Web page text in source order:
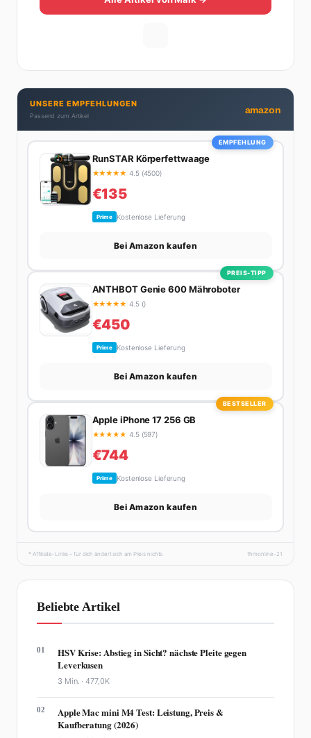
Gastronomie – mit allem, was dazugehört. Die andere
dran. Wenn Maik nicht gerade den heißesten Tratsch
aus der Promi-Welt aufspürt oder die besten
Lifestyle-Empfehlungen zusammenstellt, findet man
ihn beim Wandern in den Schweizer Alpen, am Grill
mit Freunden oder auf der Suche nach dem
perfekten Espresso. Sein Motto: Lieber einmal richtig
UNSERE EMPFEHLUNGEN
Passend zum Artikel
amazon
EMPFEHLUNG
RunSTAR Körperfettwaage
★★★★★ 4.5 (4500)
€135
Prime Kostenlose Lieferung
Bei Amazon kaufen
PREIS-TIPP
ANTHBOT Genie 600 Mähroboter
★★★★★ 4.5 ()
€450
Prime Kostenlose Lieferung
Bei Amazon kaufen
BESTSELLER
Apple iPhone 17 256 GB
★★★★★ 4.5 (597)
€744
Prime Kostenlose Lieferung
Bei Amazon kaufen
* Affiliate-Links – für dich ändert sich am Preis nichts. fhmonline-21
Beliebte Artikel
01
HSV Krise: Abstieg in Sicht? nächste Pleite gegen
Leverkusen
3 Min. ·477,0K
02
Apple Mac mini M4 Test: Leistung, Preis &
Kaufberatung (2026)